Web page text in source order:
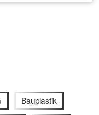
Bauplastik